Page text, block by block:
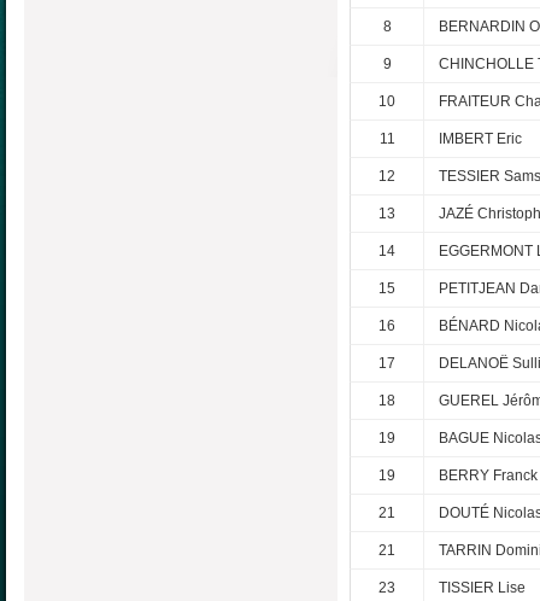
8 BERNARDIN
9 CHINCHOLLE
10 FRAITEUR
11 IMBERT Eric
12 TESSIER
13 JAZÉ
14 EGGERMONT
15 PETITJEAN
16 BÉNARD
17 DELANOË
18 GUEREL
19 BAGUE
19 BERRY Franck
21 DOUTÉ
21 TARRIN
23 TISSIER Lise